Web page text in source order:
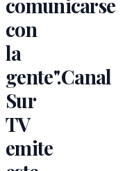
comunicarse
con
la
gente".Canal
Sur
TV
emite